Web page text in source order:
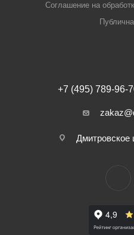
Соглашение на
+7 (495) 789-96-